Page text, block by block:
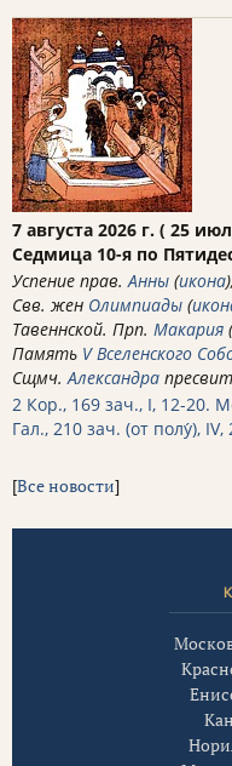
7 августа 2026 г. ( 25
Седмица 10-я по
Успение прав. Анны (икона
Свв. жен Олимпиады (
Тавеннской. Прп. Макария (
Память V Вселенского
Сщмч. Александра
2 Кор., 169 зач., I, 12-20.
Гал., 210 зач. (от полу́), IV,
[Все новости]